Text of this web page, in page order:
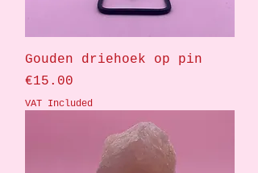
Gouden driehoek op pin
Price
€15.00
VAT Included